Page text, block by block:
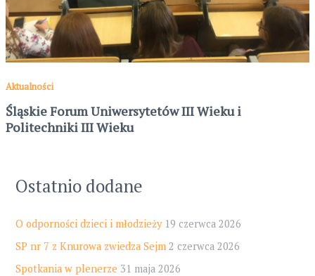
Aktualności
Śląskie Forum Uniwersytetów III Wieku i
Politechniki III Wieku
Ostatnio dodane
O odporności dzieci i młodzieży 19 czerwca 2026
SP nr 7 z Knurowa zwiedza Sejm 2 czerwca 2026
Spotkania w plenerze 31 maja 2026